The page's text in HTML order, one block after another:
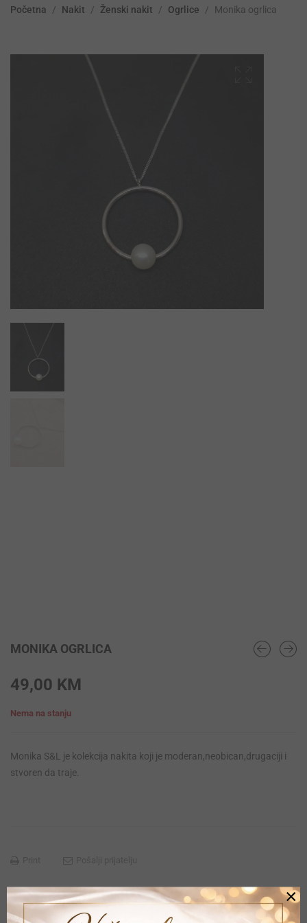
Početna / Nakit / Ženski nakit / Ogrlice / Monika ogrlica
MONIKA OGRLICA
49,00 KM
Nema na stanju
Monika S&L je kolekcija nakita koji je moderan,neobican,drugaciji i
stvoren da traje.
×